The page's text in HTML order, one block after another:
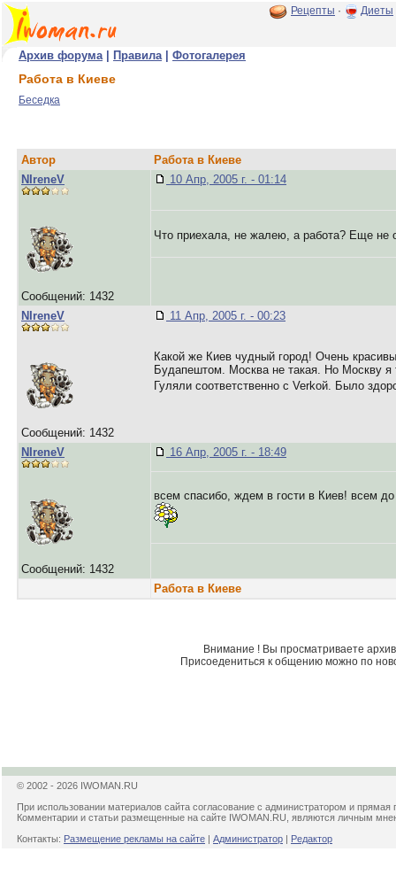
Рецепты · Диеты
Архив форума| Правила| Фотогалерея
Работа в Киеве
Беседка
Автор
Работа в Киеве
NIreneV
Сообщений: 1432
10 Апр, 2005 г. - 01:14
Что приехала, не жалею, а работа? Еще не
NIreneV
Сообщений: 1432
11 Апр, 2005 г. - 00:23
Какой же Киев чудный город! Очень
Будапештом. Москва не такая. Но Москву
Гуляли соответственно с Verkoй. Было
NIreneV
Сообщений: 1432
16 Апр, 2005 г. - 18:49
всем спасибо, ждем в гости в Киев! всем
Работа в Киеве
Внимание ! Вы просматриваете
Присоедениться к общению можно по
© 2002 - 2026 IWOMAN.RU
При использовании материалов сайта согласование с администратором и прямая
Комментарии и статьи размещенные на сайте IWOMAN.RU, являются личным
Контакты: Размещение рекламы на сайте | Администратор | Редактор